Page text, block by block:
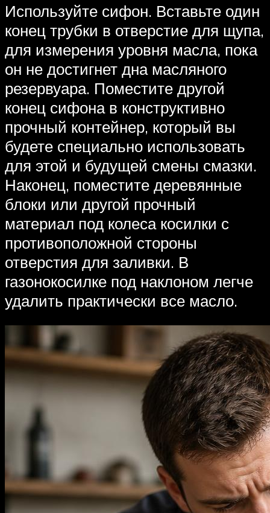
Используйте сифон. Вставьте один
конец трубки в отверстие для щупа,
для измерения уровня масла, пока
он не достигнет дна масляного
резервуара. Поместите другой
конец сифона в конструктивно
прочный контейнер, который вы
будете специально использовать
для этой и будущей смены смазки.
Наконец, поместите деревянные
блоки или другой прочный
материал под колеса косилки с
противоположной стороны
отверстия для заливки. В
газонокосилке под наклоном легче
удалить практически все масло.